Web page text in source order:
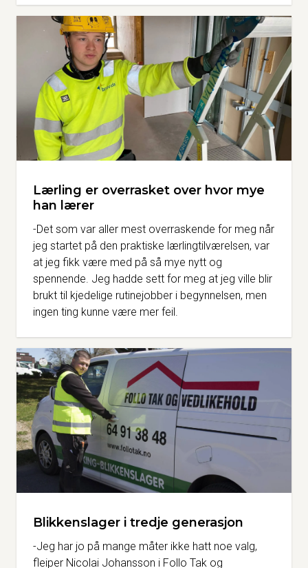
Lærling er overrasket over hvor mye
han lærer
-Det som var aller mest overraskende for meg når
jeg startet på den praktiske lærlingtilværelsen, var
at jeg fikk være med på så mye nytt og
spennende. Jeg hadde sett for meg at jeg ville blir
brukt til kjedelige rutinejobber i begynnelsen, men
ingen ting kunne være mer feil.
Blikkenslager i tredje generasjon
-Jeg har jo på mange måter ikke hatt noe valg,